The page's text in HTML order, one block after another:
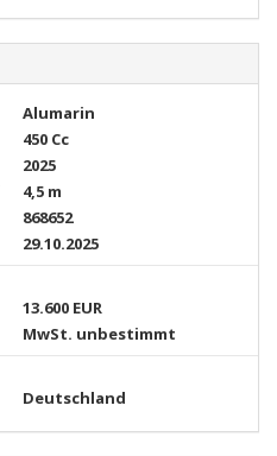
Alumarin
450 Cc
2025
4,5 m
868652
29.10.2025
13.600 EUR
MwSt. unbestimmt
Deutschland